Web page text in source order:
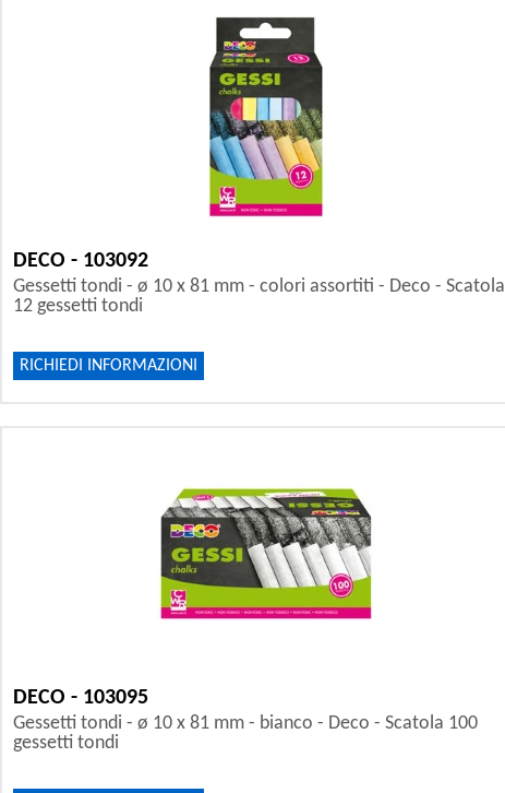
DECO - 103092
Gessetti tondi - ø 10 x 81 mm - colori assortiti - Deco - Scatola
12 gessetti tondi
RICHIEDI INFORMAZIONI
DECO - 103095
Gessetti tondi - ø 10 x 81 mm - bianco - Deco - Scatola 100
gessetti tondi